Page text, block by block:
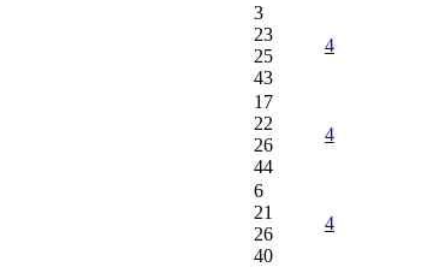
3
23
25
43
4
17
22
26
44
4
6
21
26
40
4